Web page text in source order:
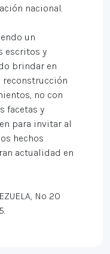
nacional.
un
escritos y
brindar en
reconstrucción
no con
facetas y
para invitar al
hechos
actualidad en
Nº 20